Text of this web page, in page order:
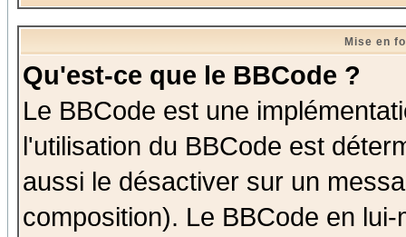
Mise en
Qu'est-ce que le BBCode ?
Le BBCode est une
l'utilisation du BBCode est
aussi le désactiver sur un
composition). Le BBCode en